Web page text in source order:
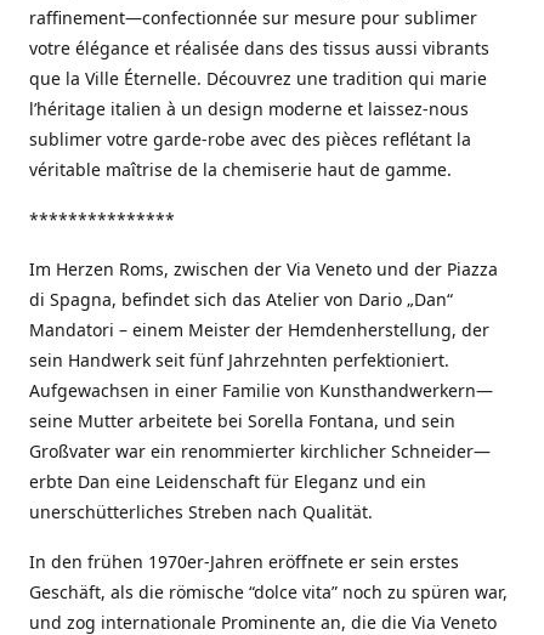
raffinement—confectionnée sur mesure pour sublimer
votre élégance et réalisée dans des tissus aussi vibrants
que la Ville Éternelle. Découvrez une tradition qui marie
l’héritage italien à un design moderne et laissez-nous
sublimer votre garde-robe avec des pièces reflétant la
véritable maîtrise de la chemiserie haut de gamme.
***************
Im Herzen Roms, zwischen der Via Veneto und der Piazza
di Spagna, befindet sich das Atelier von Dario „Dan“
Mandatori – einem Meister der Hemdenherstellung, der
sein Handwerk seit fünf Jahrzehnten perfektioniert.
Aufgewachsen in einer Familie von Kunsthandwerkern—
seine Mutter arbeitete bei Sorella Fontana, und sein
Großvater war ein renommierter kirchlicher Schneider—
erbte Dan eine Leidenschaft für Eleganz und ein
unerschütterliches Streben nach Qualität.
In den frühen 1970er-Jahren eröffnete er sein erstes
Geschäft, als die römische “dolce vita” noch zu spüren war,
und zog internationale Prominente an, die die Via Veneto